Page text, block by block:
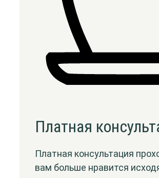
Платная
Платная консультация
вам больше нравится